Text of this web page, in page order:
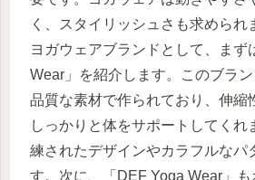
く、スタイリッシュさも求められ
ヨガウェアブランドとして、まず
Wear」を紹介します。このブラ
品質な素材で作られており、伸縮
しっかりと体をサポートしてくれ
練されたデザインやカラフルなパ
す。次に、「DEF Yoga Wear」も